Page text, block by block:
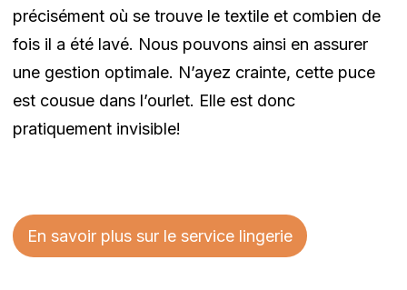
précisément où se trouve le textile et combien de
fois il a été lavé. Nous pouvons ainsi en assurer
une gestion optimale. N’ayez crainte, cette puce
est cousue dans l’ourlet. Elle est donc
pratiquement invisible!
En savoir plus sur le service lingerie